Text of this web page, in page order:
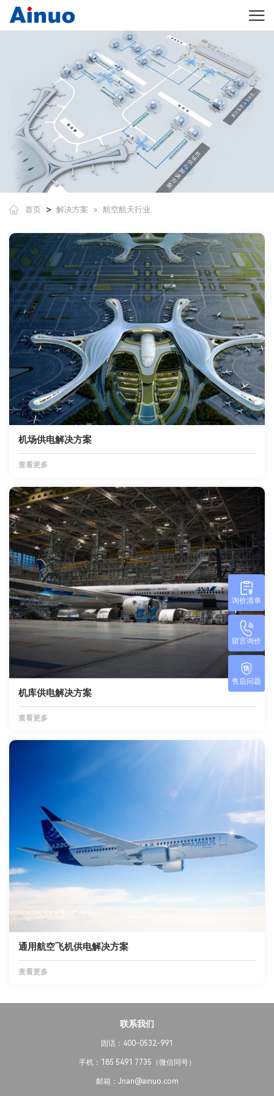
首页 > 解决方案 > 航空航天行业
机场供电解决方案
查看更多
机库供电解决方案
查看更多
通用航空飞机供电解决方案
查看更多
联系我们
固话：400-0532-991
手机：185 5491 7735（微信同号）
邮箱：Jnan@ainuo.com
询价清单
留言询价
售后问题